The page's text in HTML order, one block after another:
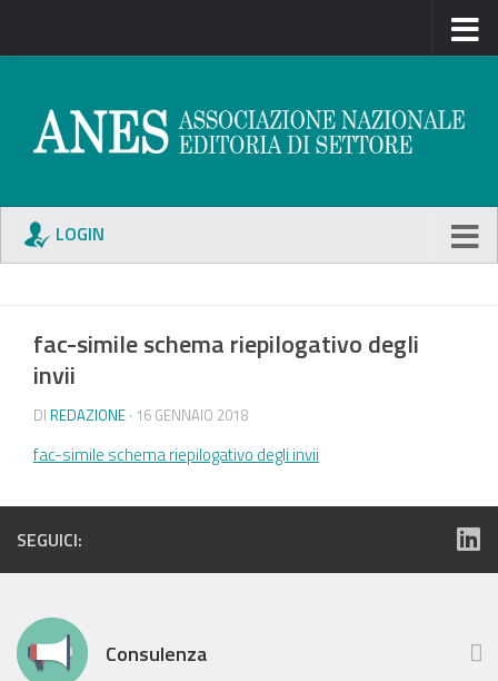
LOGIN
fac-simile schema riepilogativo degli
invii
DI REDAZIONE · 16 GENNAIO 2018
fac-simile schema riepilogativo degli invii
SEGUICI:
Consulenza